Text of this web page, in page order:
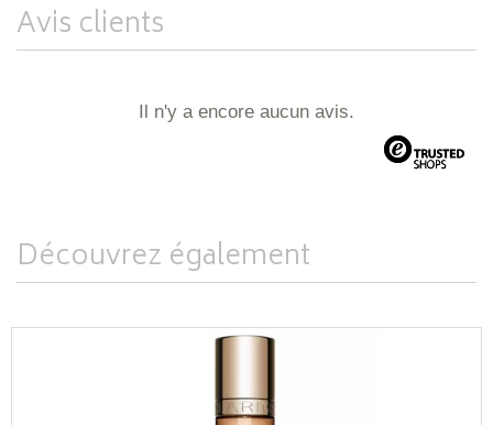
Avis clients
Il n'y a encore aucun avis.
Découvrez également